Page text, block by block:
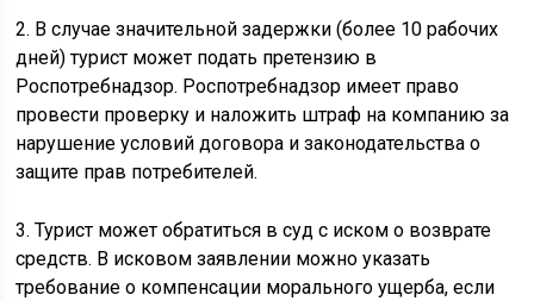
2. В случае значительной задержки (более 10 рабочих
дней) турист может подать претензию в
Роспотребнадзор. Роспотребнадзор имеет право
провести проверку и наложить штраф на компанию за
нарушение условий договора и законодательства о
защите прав потребителей.
3. Турист может обратиться в суд с иском о возврате
средств. В исковом заявлении можно указать
требование о компенсации морального ущерба, если